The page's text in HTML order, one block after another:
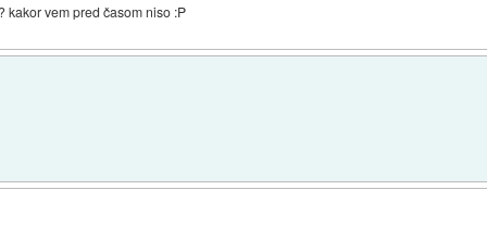
kakor vem pred časom niso :P